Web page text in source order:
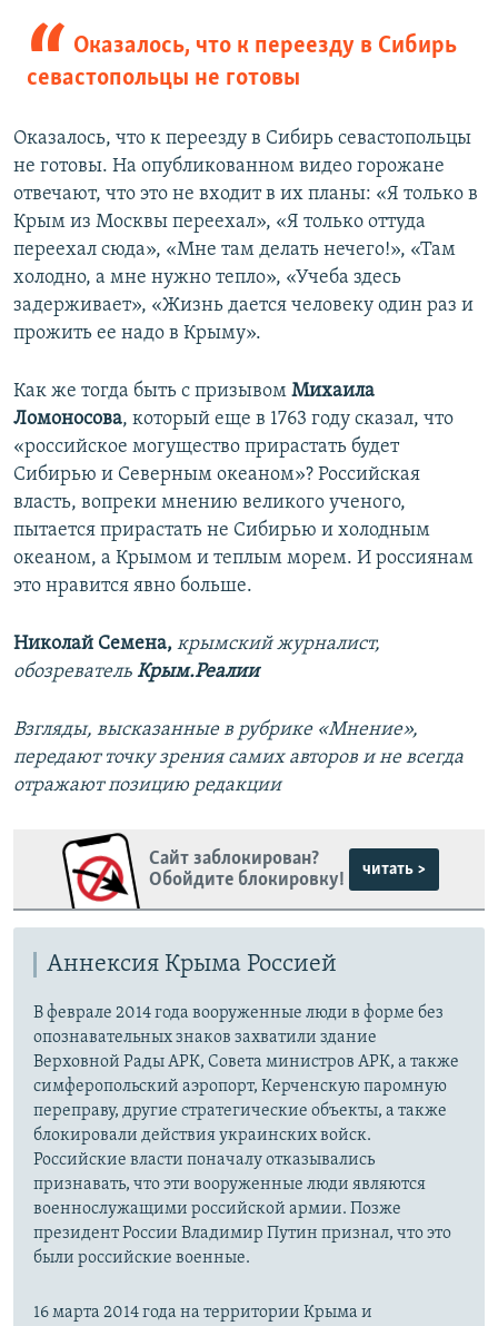
Оказалось, что к переезду в Сибирь
севастопольцы не готовы
Оказалось, что к переезду в Сибирь севастопольцы
не готовы. На опубликованном видео горожане
отвечают, что это не входит в их планы: «Я только в
Крым из Москвы переехал», «Я только оттуда
переехал сюда», «Мне там делать нечего!», «Там
холодно, а мне нужно тепло», «Учеба здесь
задерживает», «Жизнь дается человеку один раз и
прожить ее надо в Крыму».
Как же тогда быть с призывом Михаила
Ломоносова, который еще в 1763 году сказал, что
«российское могущество прирастать будет
Сибирью и Северным океаном»? Российская
власть, вопреки мнению великого ученого,
пытается прирастать не Сибирью и холодным
океаном, а Крымом и теплым морем. И россиянам
это нравится явно больше.
Николай Семена, крымский журналист,
обозреватель Крым.Реалии
Взгляды, высказанные в рубрике «Мнение»,
передают точку зрения самих авторов и не всегда
отражают позицию редакции
Сайт заблокирован?
Обойдите блокировку!
читать >
Аннексия Крыма Россией
В феврале 2014 года вооруженные люди в форме без
опознавательных знаков захватили здание
Верховной Рады АРК, Совета министров АРК, а также
симферопольский аэропорт, Керченскую паромную
переправу, другие стратегические объекты, а также
блокировали действия украинских войск.
Российские власти поначалу отказывались
признавать, что эти вооруженные люди являются
военнослужащими российской армии. Позже
президент России Владимир Путин признал, что это
были российские военные.
16 марта 2014 года на территории Крыма и